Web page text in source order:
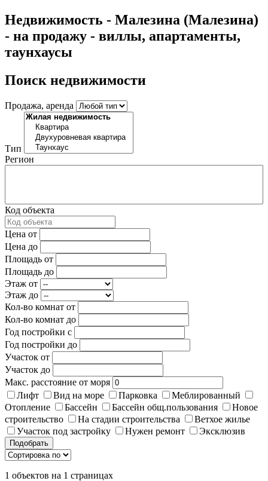
Недвижимость - Малезина (Малезина)
- на продажу - виллы, апартаменты,
таунхаусы
Поиск недвижимости
Продажа, аренда
Тип
Регион
Код объекта
Цена от
Цена до
Площадь от
Площадь до
Этаж от
Этаж до
Кол-во комнат от
Кол-во комнат до
Год постройки с
Год постройки до
Участок от
Участок до
Макс. расстояние от моря
Лифт
Вид на море Парковка
Меблированный
Отопление
Бассейн Бассейн общ.пользования
Новое
строительство
На стадии строительства
Ветхое жилье
Участок под застройку
Нужен ремонт Эксклюзив
Подобрать
1 объектов на 1 страницах